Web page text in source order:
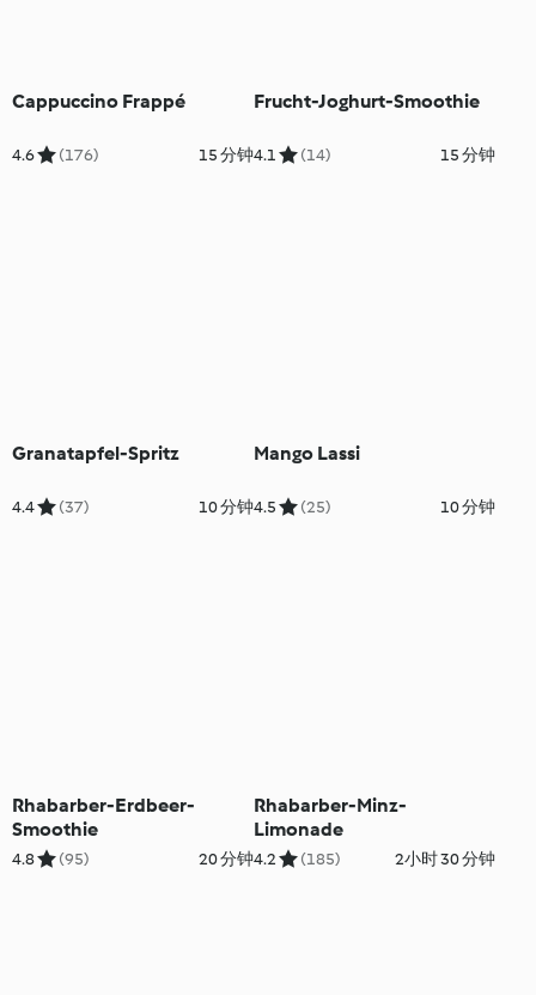
Cappuccino Frappé
4.6 (176) 15 分钟
Frucht-Joghurt-Smoothie
4.1 (14) 15 分钟
Granatapfel-Spritz
4.4 (37) 10 分钟
Mango Lassi
4.5 (25) 10 分钟
Rhabarber-Erdbeer-
Smoothie
4.8 (95) 20 分钟
Rhabarber-Minz-
Limonade
4.2 (185) 2小时 30 分钟